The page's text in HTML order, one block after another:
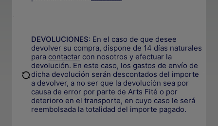
DEVOLUCIONES: En el caso de que desee
devolver su compra, dispone de 14 días naturales
para contactar con nosotros y efectuar la
devolución. En este caso, los gastos de envío de
dicha devolución serán descontados del importe
a devolver, a no ser que la devolución sea por
causa de error por parte de Arts Fité o por
deterioro en el transporte, en cuyo caso le será
reembolsada la totalidad del importe pagado.